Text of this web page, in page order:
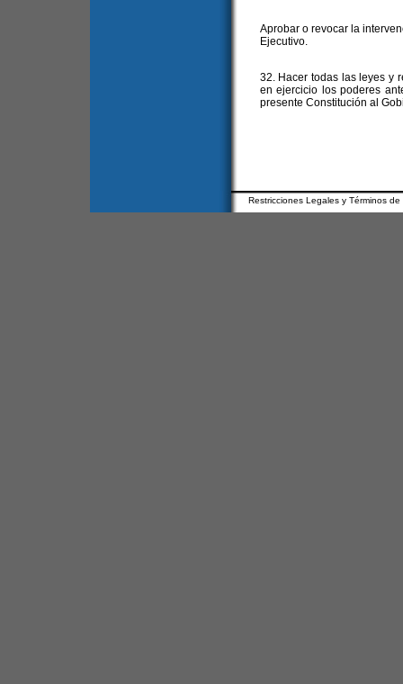
Aprobar o revocar la
Ejecutivo.
32. Hacer todas las leyes y
en ejercicio los poderes
presente Constitución al
Restricciones Legales y Términos de